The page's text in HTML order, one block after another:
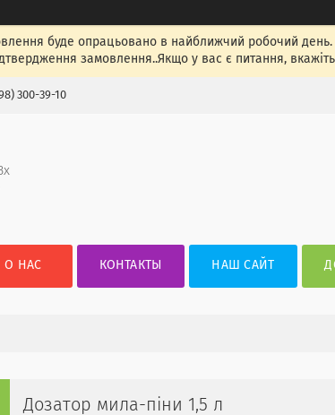
буде опрацьовано в найближчий робочий день.
замовлення..Якщо у вас є питання,
300-39-10
О НАС КОНТАКТЫ НАШ САЙТ
Дозатор мила-піни 1,5 л